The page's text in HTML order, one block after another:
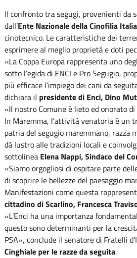
Il confronto tra segugi, provenienti da
dall’Ente Nazionale della Cinofilia
cinotecnico. Le caratteristiche dei
esprimere al meglio proprietà e doti
«La Coppa Europa rappresenta uno
sotto l’egida di ENCI e Pro Segugio,
più efficace l’impiego dei cani da
dichiara il presidente di Enci, Dino
«Il nostro Comune è lieto ed onorato
In Maremma, l’attività venatoria è
patria del segugio maremmano,
dà lustro alle tradizioni locali e
sottolinea Elena Nappi, Sindaco del
«Siamo orgogliosi di ospitare parte
di scoprire le bellezze del paesaggio
Manifestazioni come questa
cittadino di Scarlino, Francesca
«L’Enci ha una importanza
questo sono determinanti per la
PSA», conclude il senatore di Fratelli
Cinghiale per le razze da seguita.